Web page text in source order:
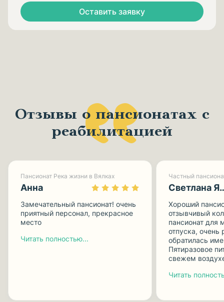
Оставить заявку
Отзывы о пансионатах с
реабилитацией
Пансионат Река жизни в Вялках
Анна
Замечательный пансионат! очень
приятный персонал, прекрасное
место
Читать полностью...
Частный
Хороший
отзывчивый
пансионат
отпуска, очень
обратилась
Пятиразовое
свежем
Читать